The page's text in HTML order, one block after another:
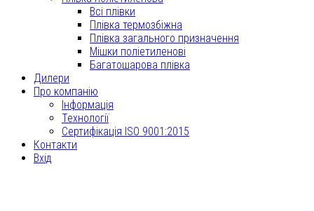
Всі плівки
Плівка термозбіжна
Плівка загального призначення
Мішки поліетиленові
Багатошарова плівка
Дилери
Про компанію
Інформація
Технології
Сертифікація ISO 9001:2015
Контакти
Вхід